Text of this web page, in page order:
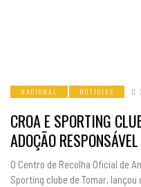
NACIONAL NOTICIAS
CROA E SPORTING
ADOÇÃO RESPONSÁVEL
O Centro de Recolha Oficial de
Sporting clube de Tomar,